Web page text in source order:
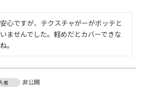
心ですが、テクスチャがーがボッテと
ませんでした。軽めだとカバーできな
。
者
非公開